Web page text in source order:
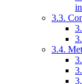
3.3.
3.4.